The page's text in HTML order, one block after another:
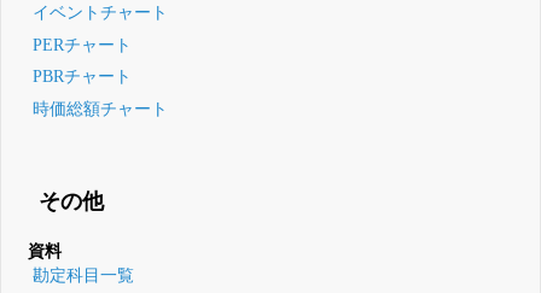
イベントチャート
PERチャート
PBRチャート
時価総額チャート
その他
資料
勘定科目一覧